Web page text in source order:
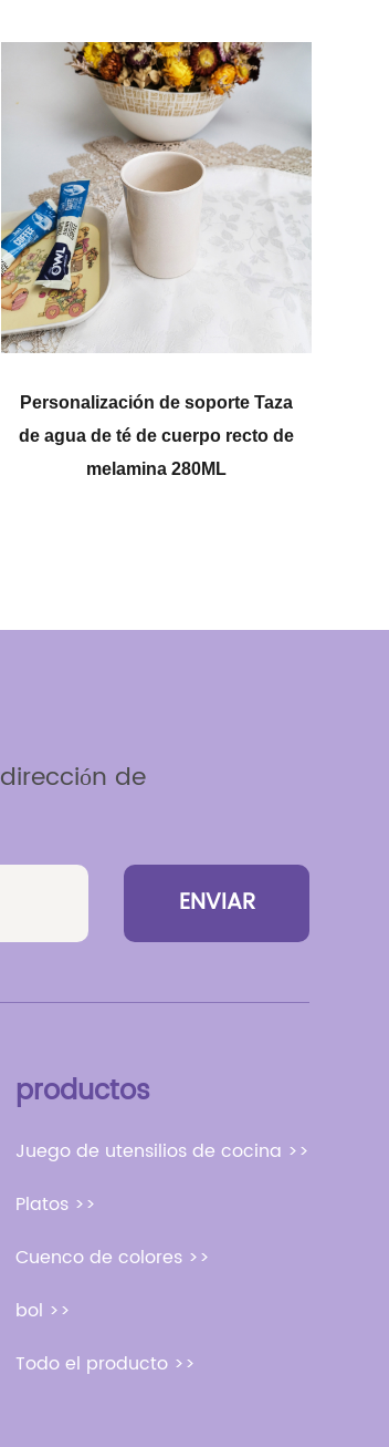
Taza
recto de
Taza de café para beber
niños de melamina
personalización de
de
productos
Juego de utensilios de cocina >>
Platos >>
Cuenco de colores >>
bol >>
Todo el producto >>